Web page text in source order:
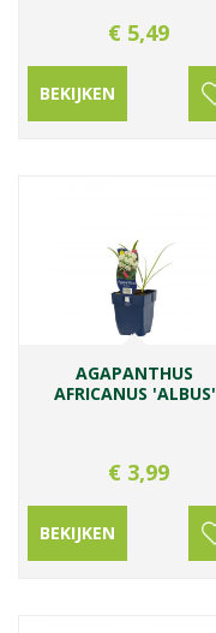
€ 5,49
BEKIJKEN
AGAPANTHUS
AFRICANUS 'ALBUS'
€ 3,99
BEKIJKEN